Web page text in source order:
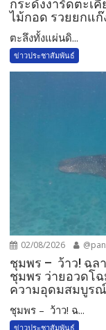
กระดังงารัดตะเ
ไม้กอด รวยยกแก๊
​ตะลึงทั้งแผ่นดิ...
ข่าวประชาสัมพันธ์
02/08/2026
ชุมพร – ว้าว! ฉล
ชุมพร ว่ายอวดโ
ความอุดมสมบูรณ์
ชุมพร – ว้าว! ฉ...
ข่าวประชาสัมพันธ์